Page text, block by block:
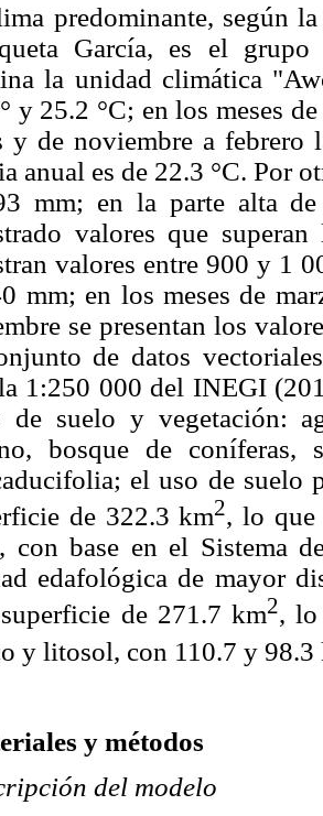
predominante, según
García, es el
la unidad climática
y 25.2 °C; en los meses
y de noviembre a febrero
anual es de 22.3 °C. Por
mm; en la parte alta de
valores que
valores entre 900 y 1
mm; en los meses de
se presentan los
de datos
1:250 000 del INEGI
de suelo y vegetación:
bosque de coníferas,
el uso de suelo
de 322.3 km2, lo que
con base en el Sistema
edafológica de mayor
de 271.7 km2, lo
y litosol, con 110.7 y 98.3
y métodos
del modelo